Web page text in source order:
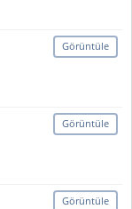
Görüntüle
Görüntüle
Görüntüle